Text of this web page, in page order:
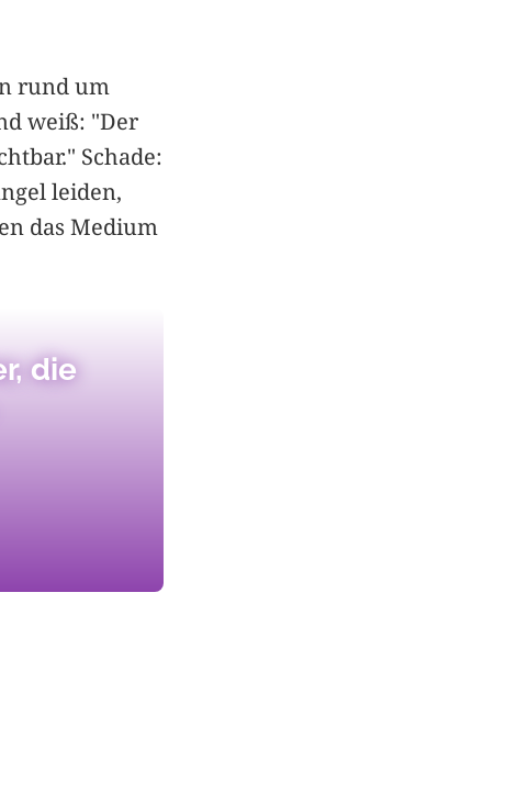
rund um
weiß: "Der
Schade:
leiden,
das Medium
die